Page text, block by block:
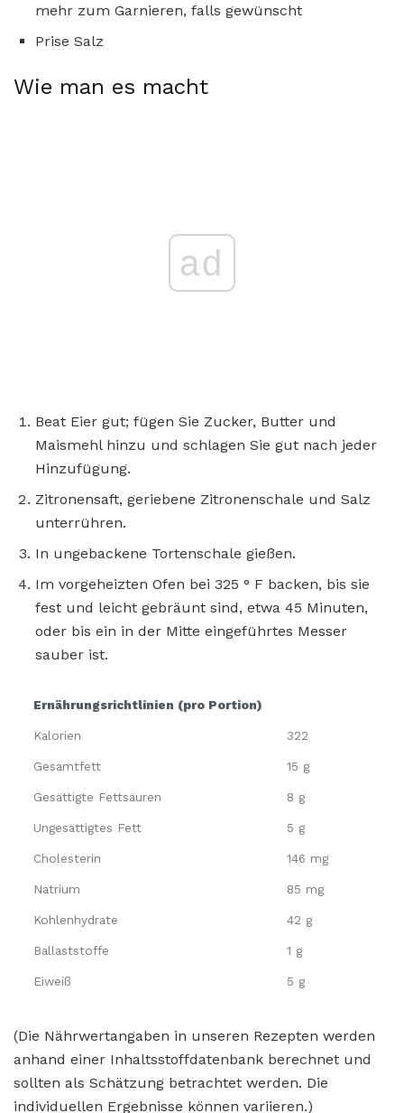
mehr zum Garnieren, falls gewünscht
Prise Salz
Wie man es macht
ad
Beat Eier gut; fügen Sie Zucker, Butter und
Maismehl hinzu und schlagen Sie gut nach jeder
Hinzufügung.
Zitronensaft, geriebene Zitronenschale und Salz
unterrühren.
In ungebackene Tortenschale gießen.
Im vorgeheizten Ofen bei 325 ° F backen, bis sie
fest und leicht gebräunt sind, etwa 45 Minuten,
oder bis ein in der Mitte eingeführtes Messer
sauber ist.
Ernährungsrichtlinien (pro Portion)
Kalorien 322
Gesamtfett 15 g
Gesättigte Fettsäuren 8 g
Ungesättigtes Fett 5 g
Cholesterin 146 mg
Natrium 85 mg
Kohlenhydrate 42 g
Ballaststoffe 1 g
Eiweiß 5 g
(Die Nährwertangaben in unseren Rezepten werden
anhand einer Inhaltsstoffdatenbank berechnet und
sollten als Schätzung betrachtet werden. Die
individuellen Ergebnisse können variieren.)